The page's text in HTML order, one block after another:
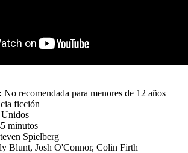
No recomendada para menores de 12 años
ficción
Unidos
minutos
Spielberg
Blunt, Josh O'Connor, Colin Firth